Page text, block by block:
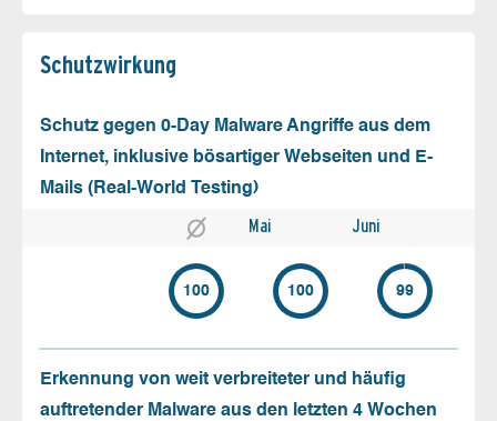
Schutz­wirkung
Schutz gegen 0-Day Malware Angriffe aus dem
Internet, inklusive bösartiger Webseiten und E-
Mails (Real-World Testing)
Mai Juni
100 100 99
Erkennung von weit verbreiteter und häufig
auftretender Malware aus den letzten 4 Wochen